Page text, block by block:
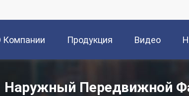
Компании Продукция Видео
Наружный Передвижной